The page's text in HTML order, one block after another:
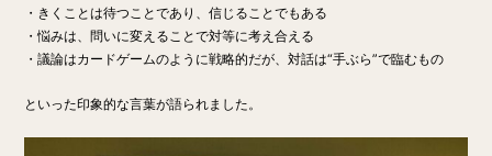
・きくことは待つことであり、信じることでもある
・悩みは、問いに変えることで対等に考え合える
・議論はカードゲームのように戦略的だが、対話は“手ぶら”で臨むもの
といった印象的な言葉が語られました。